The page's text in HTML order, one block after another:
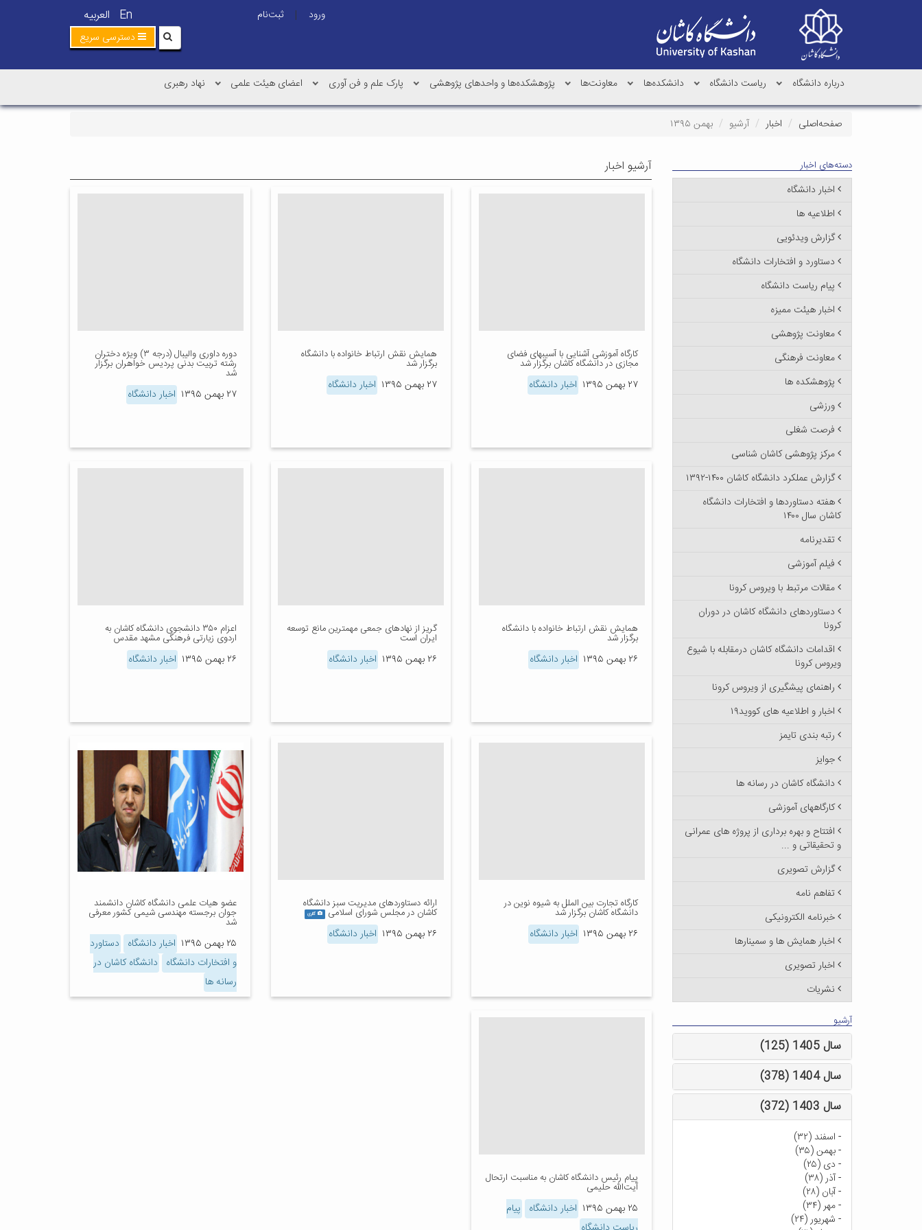
En العربیه ورود |
ثبت‌نام
دسترسی سریع
درباره دانشگاه ریاست دانشگاه دانشکده‌ها معاونت‌ها پژوهشکده‌ها و واحدهای پژوهشی پارک علم و فن آوری اعضای هیئت علمی نهاد رهبری
صفحه‌اصلی اخبار آرشیو بهمن ۱۳۹۵
آرشیو اخبار
کارگاه آموزشی آشنایی با آسیبهای فضای
مجازی در دانشگاه کاشان برگزار شد
۲۷ بهمن ۱۳۹۵ اخبار دانشگاه
همایش نقش ارتباط خانواده با دانشگاه
برگزار شد
۲۷ بهمن ۱۳۹۵ اخبار دانشگاه
دوره داوری والیبال (درجه ۳) ویژه دختران
رشته تربیت بدنی پردیس خواهران برگزار
شد
۲۷ بهمن ۱۳۹۵ اخبار دانشگاه
همایش نقش ارتباط خانواده با دانشگاه
برگزار شد
۲۶ بهمن ۱۳۹۵ اخبار دانشگاه
گریز از نهادهای جمعی مهمترین مانع توسعه
ایران است
۲۶ بهمن ۱۳۹۵ اخبار دانشگاه
اعزام ۳۵۰ دانشجوی دانشگاه کاشان به
اردوی زیارتی فرهنگی مشهد مقدس
۲۶ بهمن ۱۳۹۵ اخبار دانشگاه
کارگاه تجارت بین الملل به شیوه نوین در
دانشگاه کاشان برگزار شد
۲۶ بهمن ۱۳۹۵ اخبار دانشگاه
ارائه دستاوردهای مدیریت سبز دانشگاه
کاشان در مجلس شورای اسلامی گالری
۲۶ بهمن ۱۳۹۵ اخبار دانشگاه
عضو هیات علمی دانشگاه کاشان دانشمند
جوان برجسته مهندسی شیمی کشور معرفی
شد
۲۵ بهمن ۱۳۹۵ اخبار دانشگاه دستاورد
و افتخارات دانشگاه دانشگاه کاشان در
رسانه ها
پیام رئیس دانشگاه کاشان به مناسبت ارتحال
آیت‌الله حلیمی
۲۵ بهمن ۱۳۹۵ اخبار دانشگاه پیام
دسته‌های اخبار
اخبار دانشگاه
اطلاعیه ها
گزارش ویدئویی
دستاورد و افتخارات دانشگاه
پیام ریاست دانشگاه
اخبار هیئت ممیزه
معاونت پژوهشی
معاونت فرهنگی
پژوهشکده ها
ورزشی
فرصت شغلی
مرکز پژوهشی کاشان شناسی
گزارش عملکرد دانشگاه کاشان ۱۴۰۰-۱۳۹۲
هفته دستاوردها و افتخارات دانشگاه
کاشان سال ۱۴۰۰
تقدیرنامه
فیلم آموزشی
مقالات مرتبط با ویروس کرونا
دستاوردهای دانشگاه کاشان در دوران
کرونا
اقدامات دانشگاه کاشان درمقابله با شیوع
ویروس کرونا
راهنمای پیشگیری از ویروس کرونا
اخبار و اطلاعیه های کووید۱۹
رتبه بندی تایمز
جوایز
دانشگاه کاشان در رسانه ها
کارگاههای آموزشی
افتتاح و بهره برداری از پروژه های عمرانی
و تحقیقاتی و ...
گزارش تصویری
تفاهم نامه
خبرنامه الکترونیکی
اخبار همایش ها و سمینارها
اخبار تصویری
نشریات
آرشیو
سال 1405 (125)
سال 1404 (378)
سال 1403 (372)
- اسفند (۳۲)
-بهمن (۳۵)
- دی (۲۵)
-آذر (۳۸)
-آبان (۲۸)
-مهر (۳۴)
- شهریور (۲۴)